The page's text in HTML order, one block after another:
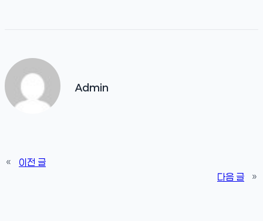
Admin
«
이전 글
다음 글
»